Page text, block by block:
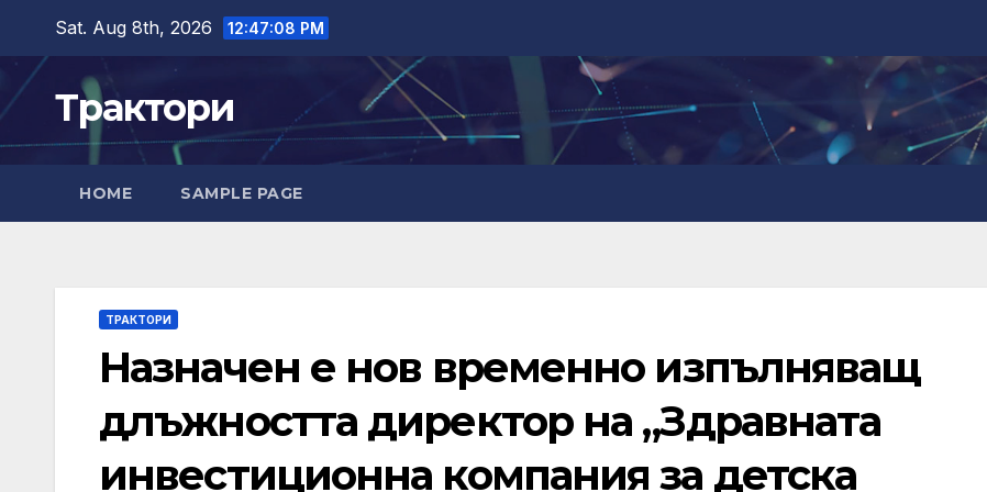
content
Sat. Aug 8th, 2026 12:47:09 PM
Трактори
HOME SAMPLE PAGE
ТРАКТОРИ
Назначен е нов временно изпълняващ
длъжността директор на „Здравната
инвестиционна компания за детска